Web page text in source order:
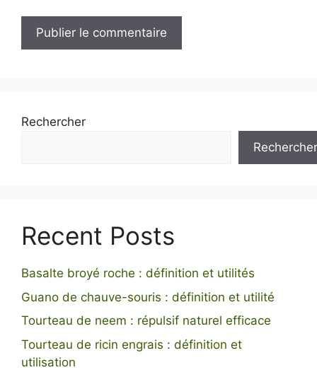
Rechercher
Rechercher
Recent Posts
Basalte broyé roche : définition et utilités
Guano de chauve-souris : définition et utilité
Tourteau de neem : répulsif naturel efficace
Tourteau de ricin engrais : définition et
utilisation